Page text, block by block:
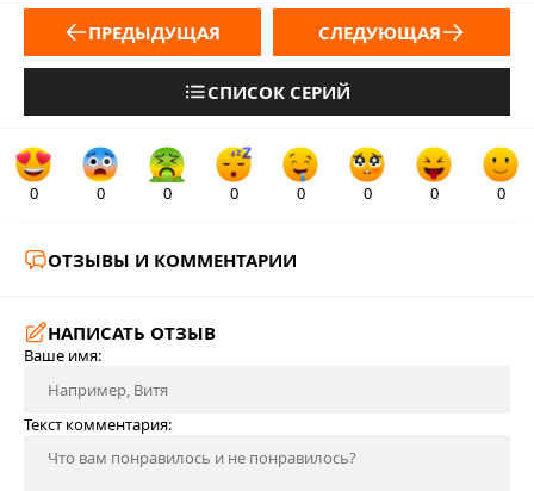
ПРЕДЫДУЩАЯ
СПИСОК СЕРИЙ
СЛЕДУЮЩАЯ
0 0 0 0 0 0 0 0
ОТЗЫВЫ И КОММЕНТАРИИ
НАПИСАТЬ ОТЗЫВ
Ваше имя:
Текст комментария: